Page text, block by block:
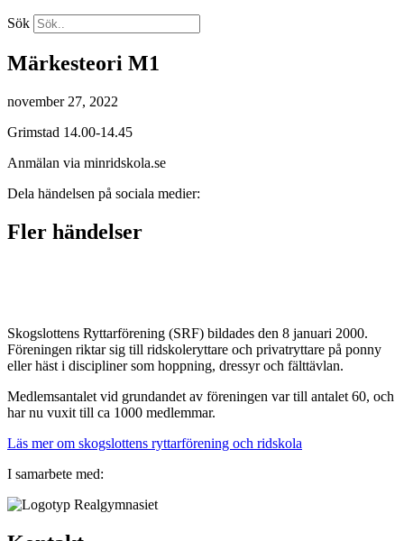
Sök
Märkesteori M1
november 27, 2022
Grimstad 14.00-14.45
Anmälan via minridskola.se
Dela händelsen på sociala medier:
Fler händelser
Skogslottens Ryttarförening (SRF) bildades den 8 januari 2000.
Föreningen riktar sig till ridskoleryttare och privatryttare på ponny
eller häst i discipliner som hoppning, dressyr och fälttävlan.
Medlemsantalet vid grundandet av föreningen var till antalet 60, och
har nu vuxit till ca 1000 medlemmar.
Läs mer om skogslottens ryttarförening och ridskola
I samarbete med: